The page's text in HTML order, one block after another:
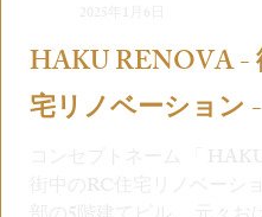
HAKU RENOVA - 街中のRC住
宅リノベーション -